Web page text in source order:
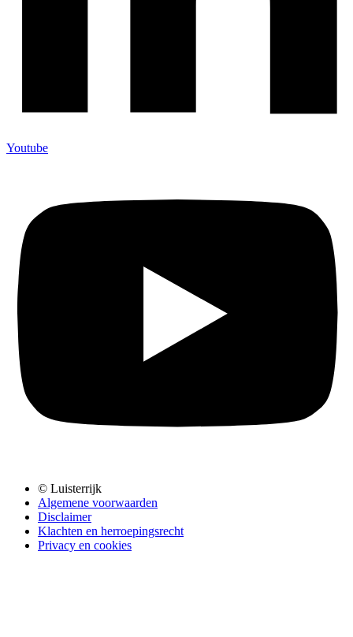
Youtube
© Luisterrijk
Algemene voorwaarden
Disclaimer
Klachten en herroepingsrecht
Privacy en cookies